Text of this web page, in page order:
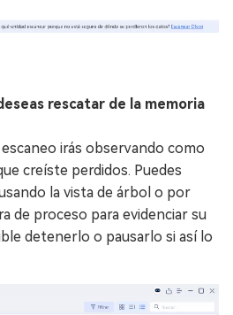
rescatar de la memoria
irás observando como
creíste perdidos. Puedes
la vista de árbol o por
de proceso para evidenciar su
detenerlo o pausarlo si así lo